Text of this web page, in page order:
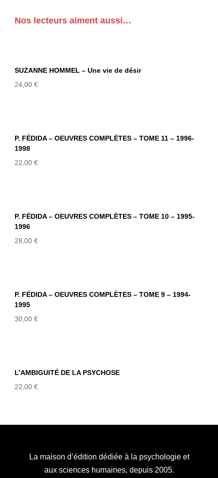
Nos lecteurs aiment aussi…
SUZANNE HOMMEL – Une vie de désir
24,00 €
P. FÉDIDA – OEUVRES COMPLÈTES – TOME 11 – 1996-
1998
22,00 €
P. FÉDIDA – OEUVRES COMPLÈTES – TOME 10 – 1995-
1996
28,00 €
P. FÉDIDA – OEUVRES COMPLÈTES – TOME 9 – 1994-
1995
30,00 €
L’AMBIGUITÉ DE LA PSYCHOSE
22,00 €
La maison d’édition dédiée à la psychologie et
aux sciences humaines, depuis 2005.